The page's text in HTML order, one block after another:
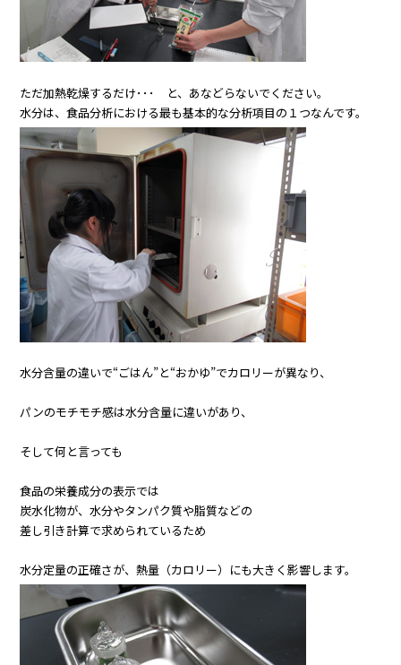
ただ加熱乾燥するだけ･･･ と、あなどらないでください。
水分は、食品分析における最も基本的な分析項目の１つなんです。
水分含量の違いで“ごはん”と“おかゆ”でカロリーが異なり、
パンのモチモチ感は水分含量に違いがあり、
そして何と言っても
食品の栄養成分の表示では
炭水化物が、水分やタンパク質や脂質などの
差し引き計算で求められているため
水分定量の正確さが、熱量（カロリー）にも大きく影響します。